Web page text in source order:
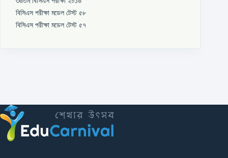
বিসিএস পরীক্ষা মডেল টেস্ট ৫৮
বিসিএস পরীক্ষা মডেল টেস্ট ৫৭